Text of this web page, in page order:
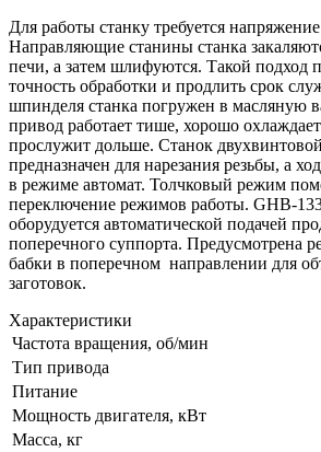
Для работы станку требуется
Направляющие станины станка
печи, а затем шлифуются. Такой подход
точность обработки и продлить срок
шпинделя станка погружен в масляную
привод работает тише, хорошо
прослужит дольше. Станок
предназначен для нарезания резьбы, а
в режиме автомат. Толчковый режим
переключение режимов работы. GHB-
оборудуется автоматической подачей
поперечного суппорта. Предусмотрена
бабки в поперечном направлении для
заготовок.
Характеристики
Частота вращения, об/мин
Тип привода
Питание
Мощность двигателя, кВт
Масса, кг